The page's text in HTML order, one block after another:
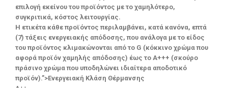
επιλογή εκείνου του προϊόντος με το χαμηλότερο,
συγκριτικά, κόστος λειτουργίας.
Η ετικέτα κάθε προϊόντος περιλαμβάνει, κατά κανόνα, επτά
(7) τάξεις ενεργειακής απόδοσης, που ανάλογα με το είδος
του προϊόντος κλιμακώνονται από το G (κόκκινο χρώμα που
αφορά προϊόν χαμηλής απόδοσης) έως το Α+++ (σκούρο
πράσινο χρώμα που υποδηλώνει ιδιαίτερα αποδοτικό
προϊόν).”>Ενεργειακή Κλάση Θέρμανσης